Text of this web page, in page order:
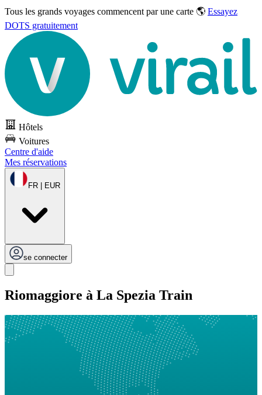
Tous les grands voyages commencent par une carte 🌎 Essayez
DOTS gratuitement
Hôtels
Voitures
Centre d'aide
Mes réservations
FR | EUR
se connecter
Riomaggiore à La Spezia Train